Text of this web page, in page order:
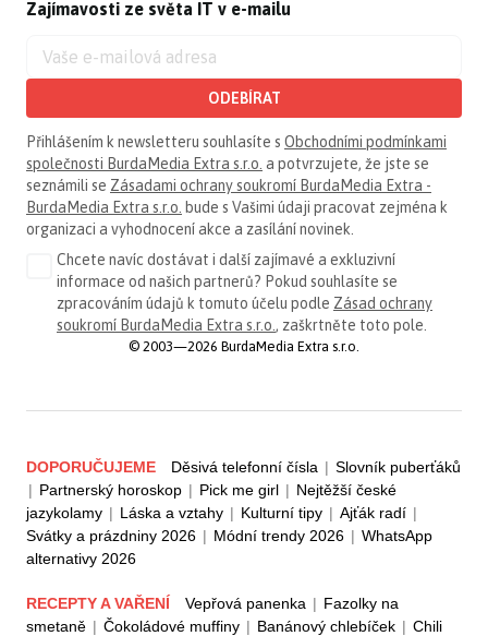
Zajímavosti ze světa IT v e-mailu
ODEBÍRAT
Přihlášením k newsletteru souhlasíte s Obchodními podmínkami
společnosti BurdaMedia Extra s.r.o. a potvrzujete, že jste se
seznámili se Zásadami ochrany soukromí BurdaMedia Extra -
BurdaMedia Extra s.r.o. bude s Vašimi údaji pracovat zejména k
organizaci a vyhodnocení akce a zasílání novinek.
Chcete navíc dostávat i další zajímavé a exkluzivní
informace od našich partnerů? Pokud souhlasíte se
zpracováním údajů k tomuto účelu podle Zásad ochrany
soukromí BurdaMedia Extra s.r.o. , zaškrtněte toto pole.
© 2003—2026 BurdaMedia Extra s.r.o.
DOPORUČUJEME Děsivá telefonní čísla | Slovník puberťáků
| Partnerský horoskop | Pick me girl | Nejtěžší české
jazykolamy | Láska a vztahy | Kulturní tipy | Ajťák radí |
Svátky a prázdniny 2026 | Módní trendy 2026 | WhatsApp
alternativy 2026
RECEPTY A VAŘENÍ Vepřová panenka | Fazolky na
smetaně | Čokoládové muffiny | Banánový chlebíček | Chili